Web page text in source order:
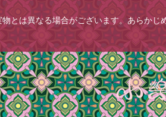
とは異なる場合がございます。あらかじ